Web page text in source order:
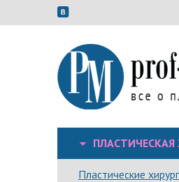
ПЛАСТИЧЕСКАЯ
Пластические